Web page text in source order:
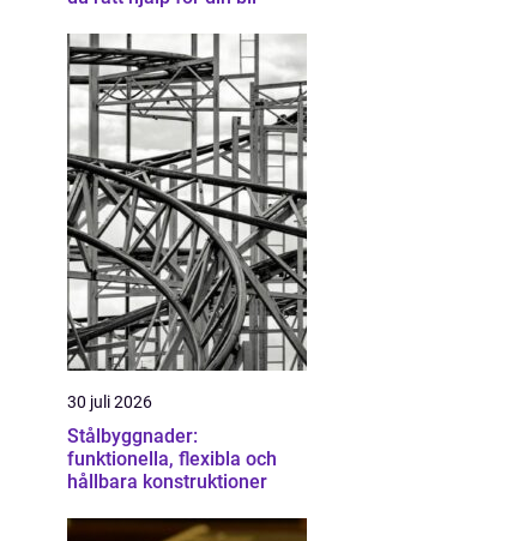
30 juli 2026
Stålbyggnader:
funktionella, flexibla och
hållbara konstruktioner